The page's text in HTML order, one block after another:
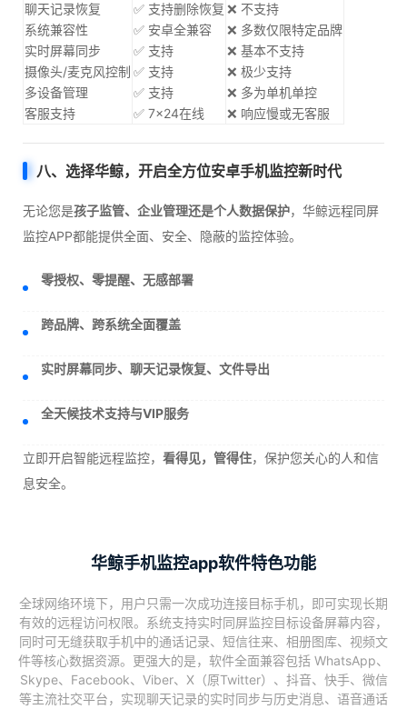
聊天记录恢复
✅ 支持删除恢复 ❌ 不支持
系统兼容性
✅ 安卓全兼容
❌ 多数仅限特定品牌
实时屏幕同步
✅ 支持
❌ 基本不支持
摄像头/麦克风控制 ✅ 支持
❌ 极少支持
多设备管理
✅ 支持
❌ 多为单机单控
客服支持
✅ 7×24在线 ❌ 响应慢或无客服
八、选择华鲸，开启全方位安卓手机监控新时代
无论您是孩子监管、企业管理还是个人数据保护，华鲸远程同屏
监控APP都能提供全面、安全、隐蔽的监控体验。
零授权、零提醒、无感部署
跨品牌、跨系统全面覆盖
实时屏幕同步、聊天记录恢复、文件导出
全天候技术支持与VIP服务
立即开启智能远程监控， 看得见，管得住，保护您关心的人和信
息安全。
华鲸手机监控app软件特色功能
全球网络环境下，用户只需一次成功连接目标手机，即可实现长期
有效的远程访问权限。系统支持实时同屏监控目标设备屏幕内容，
同时可无缝获取手机中的通话记录、短信往来、相册图库、视频文
件等核心数据资源。更强大的是，软件全面兼容包括 WhatsApp、
Skype、Facebook、Viber、X（原Twitter）、抖音、快手、微信
等主流社交平台，实现聊天记录的实时同步与历史消息、语音通话